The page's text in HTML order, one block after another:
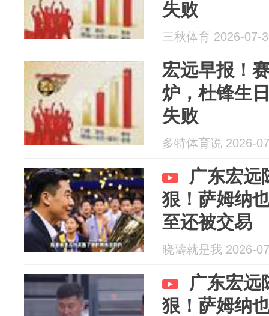
失败
三秋体育 2026-07-
宏远早报！
炉，杜锋生
失败
多特体育说 2026-
广东宏远
狠！萨姆纳
至还被交易
晓隯就是我 2026-
广东宏远
狠！萨姆纳